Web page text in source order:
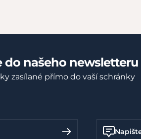
do našeho newsletteru
zasílané přímo do vaší schránky